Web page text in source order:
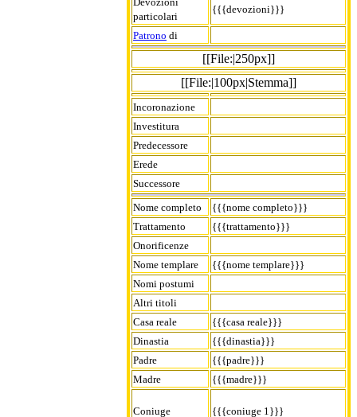
particolari
{{{devozioni}}}
Patrono di
[[File:|250px]]
[[File:|100px|Stemma]]
Incoronazione
Investitura
Predecessore
Erede
Successore
Nome completo
{{{nome completo}}}
Trattamento
{{{trattamento}}}
Onorificenze
Nome templare
{{{nome templare}}}
Nomi postumi
Altri titoli
Casa reale
{{{casa reale}}}
Dinastia
{{{dinastia}}}
Padre
{{{padre}}}
Madre
{{{madre}}}
Coniuge {{{coniuge 1}}}